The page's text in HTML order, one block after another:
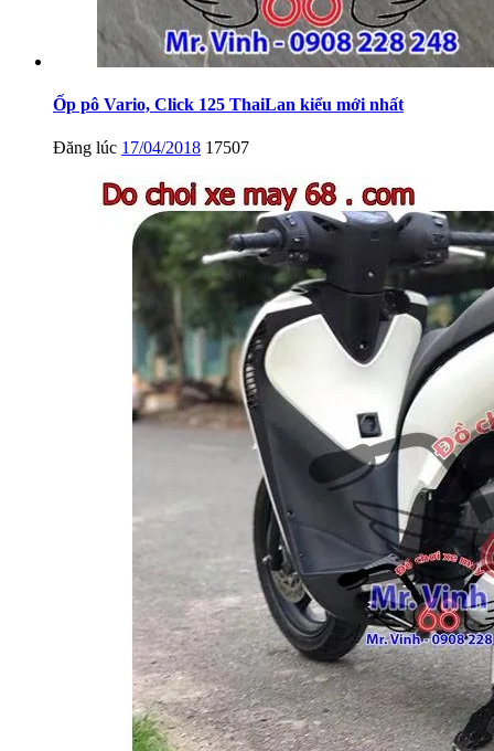
Ốp pô Vario, Click 125 ThaiLan kiểu mới nhất
Đăng lúc 17/04/2018 17507